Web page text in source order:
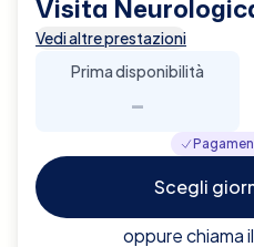
Visita
Vedi altre prestazioni
Prima disponibilità
-
Scegli
oppure chiama il